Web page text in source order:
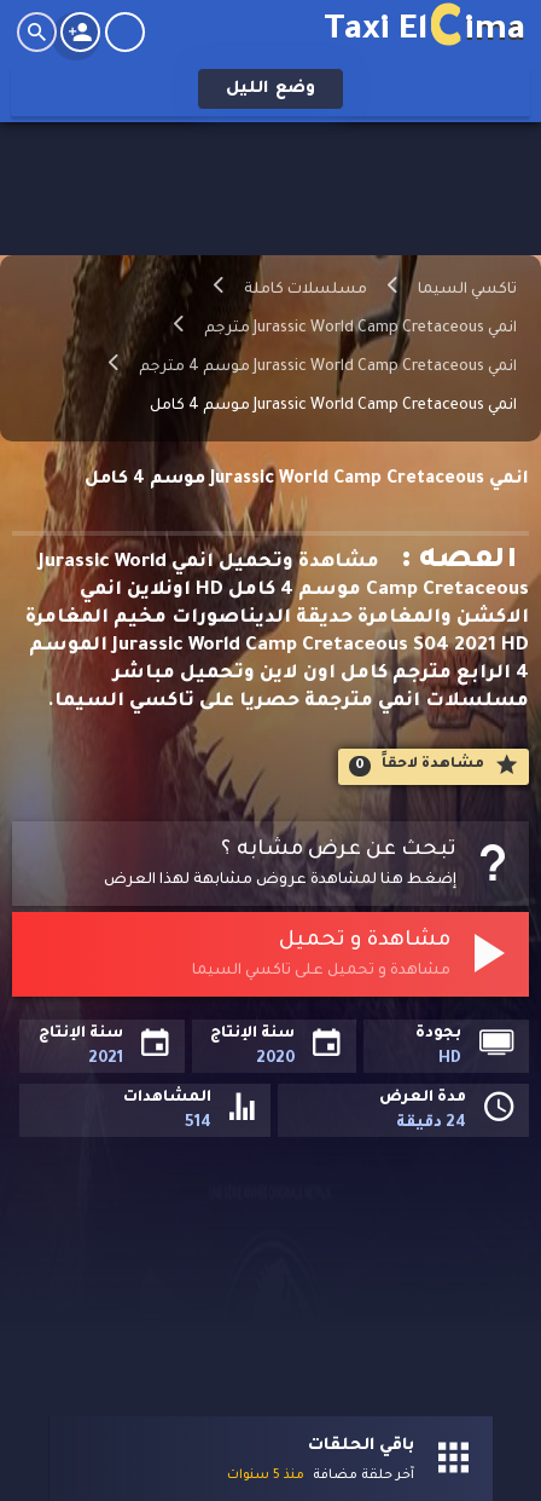
Taxi ElCima
وضع الليل
تاكسي السيما مسلسلات كاملة
انمي Jurassic World Camp Cretaceous مترجم
انمي Jurassic World Camp Cretaceous موسم 4 مترجم
انمي Jurassic World Camp Cretaceous موسم 4 كامل
انمي Jurassic World Camp Cretaceous موسم 4 كامل
القصه :
مشاهدة وتحميل انمي Jurassic World
Camp Cretaceous موسم 4 كامل HD اونلاين انمي
الاكشن والمغامرة حديقة الديناصورات مخيم المغامرة
Jurassic World Camp Cretaceous S04 2021 HD الموسم
4 الرابع مترجم كامل اون لاين وتحميل مباشر
مسلسلات انمي مترجمة حصريا على تاكسي السيما.
مشاهدة لاحقاََ 0
تبحث عن عرض مشابه ؟
إضغط هنا لمشاهدة عروض مشابهة لهذا العرض
مشاهدة و تحميل
مشاهدة و تحميل على تاكسي السيما
بجودة
HD
سنة الإنتاج
2020
سنة الإنتاج
2021
مدة العرض
24 دقيقة
المشاهدات
514
باقي الحلقات
آخر حلقة مضافة منذ 5 سنوات